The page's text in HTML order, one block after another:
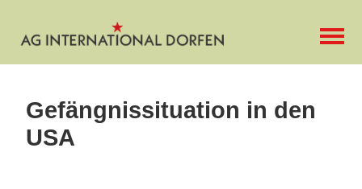
Gefängnissituation in den
USA